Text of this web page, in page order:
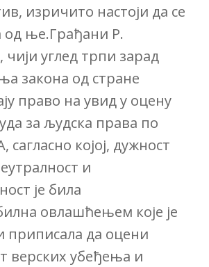
изричито настоји да се
од ње.Грађани Р.
чији углед трпи зарад
закона од стране
право на увид у оцену
за људска права по
којој, дужност
и
је била
овлашћењем које је
приписала да оцени
верских убеђења и